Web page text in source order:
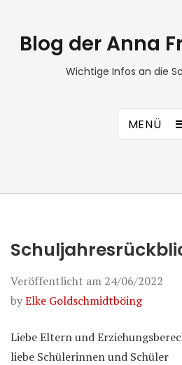
Blog der Anna
Wichtige Infos an die
MENÜ
Veröffentlicht am 24/06/2022
byElke Goldschmidtböing
Liebe Eltern und
liebe Schülerinnen und Schüler